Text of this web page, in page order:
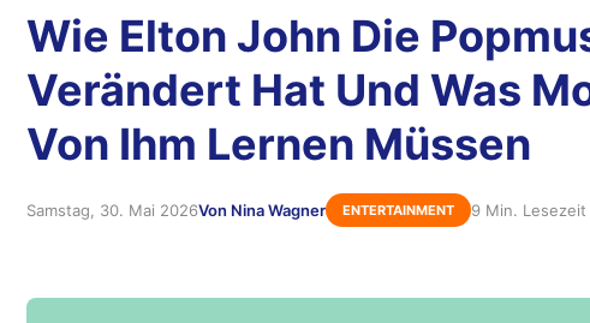
Wie Elton John Die
Verändert Hat Und Was
Von Ihm Lernen Müssen
Samstag, 30. Mai 2026Von Nina Wagner ENTERTAINMENT 9 Min. Lesezeit